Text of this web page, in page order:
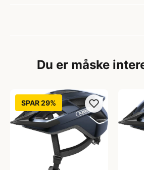
Du er måske
SPAR 29%